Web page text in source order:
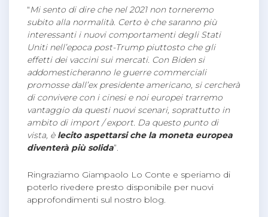
“Mi sento di dire che nel 2021 non torneremo
subito alla normalità. Certo è che saranno più
interessanti i nuovi comportamenti degli Stati
Uniti nell’epoca post-Trump piuttosto che gli
effetti dei vaccini sui mercati. Con Biden si
addomesticheranno le guerre commerciali
promosse dall’ex presidente americano, si cercherà
di convivere con i cinesi e noi europei trarremo
vantaggio da questi nuovi scenari, soprattutto in
ambito di import / export. Da questo punto di
vista, èlecito aspettarsi che la moneta europea
diventerà più solida”.
Ringraziamo Giampaolo Lo Conte e speriamo di
poterlo rivedere presto disponibile per nuovi
approfondimenti sul nostro blog.